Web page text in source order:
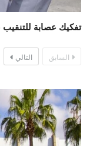
تفكيك عصابة للتنقيب عن
السابق التالي